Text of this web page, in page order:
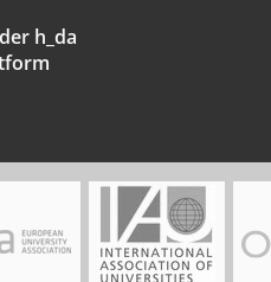
h_da